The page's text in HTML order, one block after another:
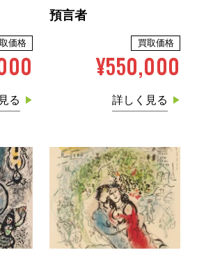
価格
る
預言者
買取価格
¥550,000
詳しく見る